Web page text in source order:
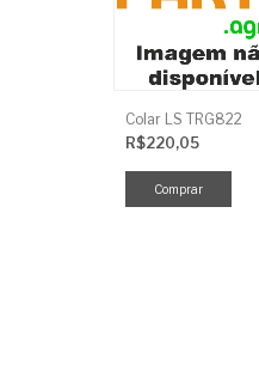
Colar LS TRG822
R$220,05